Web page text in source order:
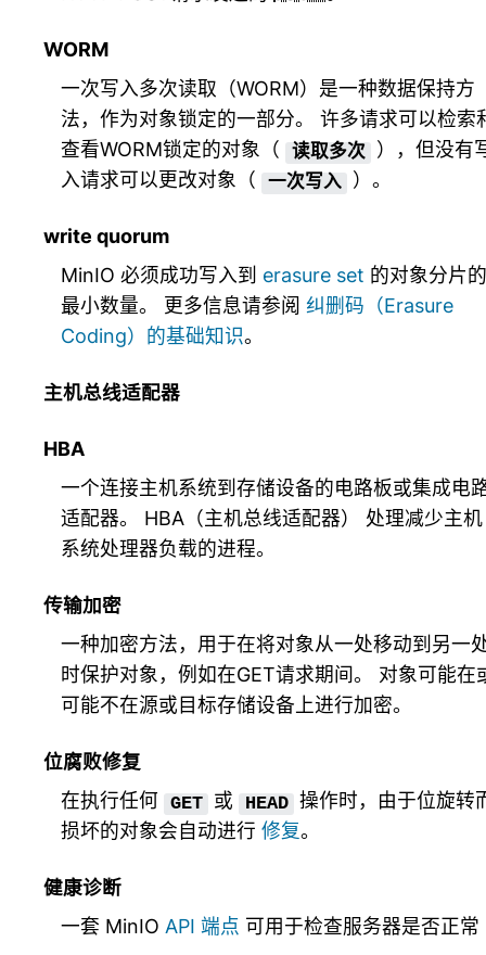
WORM
一次写入多次读取（WORM）是一种数据保持方
法，作为对象锁定的一部分。 许多请求可以检索
查看WORM锁定的对象（
读取多次
），但没有
入请求可以更改对象（
一次写入 ）。
write quorum
MinIO 必须成功写入到 erasure set 的对象分片的
最小数量。 更多信息请参阅 纠删码（Erasure
Coding）的基础知识。
主机总线适配器
HBA
一个连接主机系统到存储设备的电路板或集成电
适配器。 HBA（主机总线适配器）
处理减少主机
系统处理器负载的进程。
传输加密
一种加密方法，用于在将对象从一处移动到另一
时保护对象，例如在GET请求期间。 对象可能在
可能不在源或目标存储设备上进行加密。
位腐败修复
在执行任何
GET 或 HEAD 操作时，由于位旋转
损坏的对象会自动进行 修复。
健康诊断
一套 MinIO API 端点 可用于检查服务器是否正常